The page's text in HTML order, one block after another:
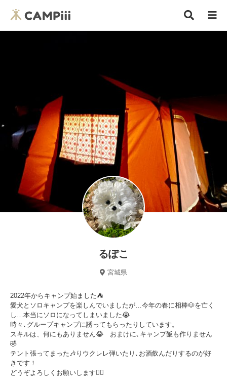
るぽこ
宮城県
2022年からキャンプ始ました⛺️
愛犬とソロキャンプを楽しんでいましたが…今年の春に相棒🐶を亡く
し…本当にソロになってしまいました😭
時々､グループキャンプに誘ってもらったりしています。
スキルは、何にもありません😂 おまけに､キャンプ飯も作りません
🤣
テント張ってまった🎶りウクレレ弾いたり､お酒飲んだりするのが好
きです！
どうぞよろしくお願いします🙇‍♀️